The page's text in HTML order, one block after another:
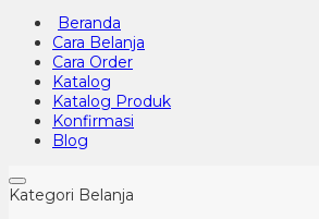
Beranda
Cara Belanja
Cara Order
Katalog
Katalog Produk
Konfirmasi
Blog
Kategori Belanja